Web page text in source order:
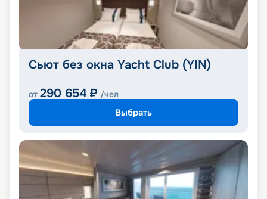
Сьют без окна Yacht Club (YIN)
от 290 654 ₽ /чел
Выбрать